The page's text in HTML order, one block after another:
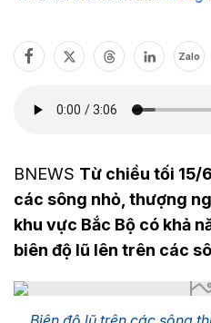
Zalo
BNEWS Từ chiều tối 15/
các sông nhỏ, thượng
khu vực Bắc Bộ có khả
biên độ lũ lên trên các